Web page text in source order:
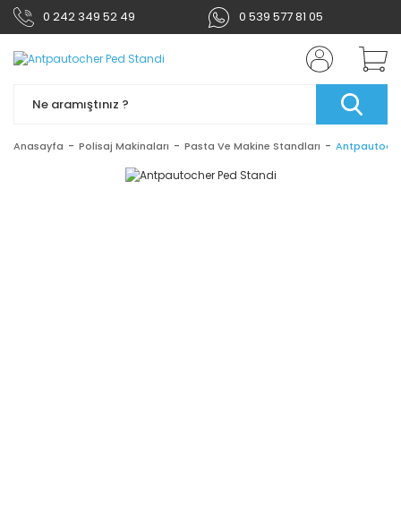
0 242 349 52 49 0 539 577 81 05
Anasayfa Polisaj Makinaları Pasta Ve Makine Standları